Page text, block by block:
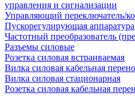
управления и сигнализации
Управляющий переключатель/
Пускорегулирующая аппаратура
Частотный преобразователь
Разъемы силовые
Розетка силовая встраиваемая
Вилка силовая кабельная
Вилка силовая стационарная
Розетка силовая кабельная